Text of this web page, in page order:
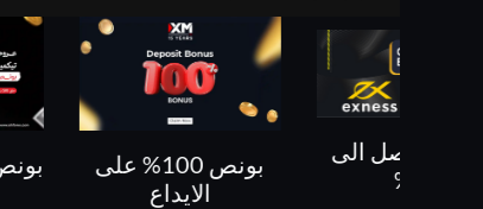
بونص 100% على
الايداع
بونص 30% حتى 500
دولار